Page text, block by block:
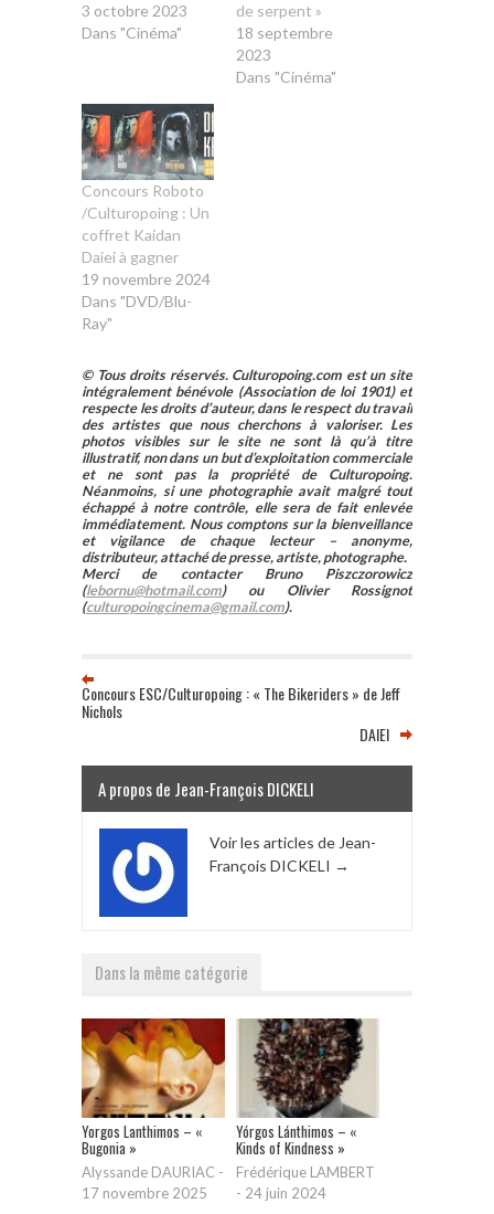
3 octobre 2023
Dans "Cinéma"
de serpent »
18 septembre
2023
Dans "Cinéma"
Concours Roboto
/Culturopoing : Un
coffret Kaidan
Daiei à gagner
19 novembre 2024
Dans "DVD/Blu-
Ray"
© Tous droits réservés. Culturopoing.com est un site
intégralement bénévole (Association de loi 1901) et
respecte les droits d’auteur, dans le respect du travail
des artistes que nous cherchons à valoriser. Les
photos visibles sur le site ne sont là qu’à titre
illustratif, non dans un but d’exploitation commerciale
et ne sont pas la propriété de Culturopoing.
Néanmoins, si une photographie avait malgré tout
échappé à notre contrôle, elle sera de fait enlevée
immédiatement. Nous comptons sur la bienveillance
et vigilance de chaque lecteur – anonyme,
distributeur, attaché de presse, artiste, photographe.
Merci de contacter Bruno Piszczorowicz
(lebornu@hotmail.com) ou Olivier Rossignot
(culturopoingcinema@gmail.com).
Concours ESC/Culturopoing : « The Bikeriders » de Jeff
Nichols
DAIEI
A propos de Jean-François DICKELI
Voir les articles de Jean-
François DICKELI →
Dans la même catégorie
Yorgos Lanthimos – «
Bugonia »
Alyssande DAURIAC -
17 novembre 2025
Yórgos Lánthimos – «
Kinds of Kindness »
Frédérique LAMBERT
- 24 juin 2024